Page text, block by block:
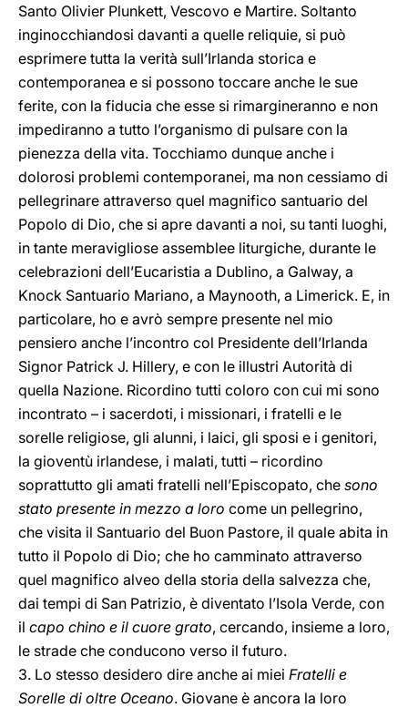
Santo Olivier Plunkett, Vescovo e Martire. Soltanto
inginocchiandosi davanti a quelle reliquie, si può
esprimere tutta la verità sull’Irlanda storica e
contemporanea e si possono toccare anche le sue
ferite, con la fiducia che esse si rimargineranno e non
impediranno a tutto l’organismo di pulsare con la
pienezza della vita. Tocchiamo dunque anche i
dolorosi problemi contemporanei, ma non cessiamo di
pellegrinare attraverso quel magnifico santuario del
Popolo di Dio, che si apre davanti a noi, su tanti luoghi,
in tante meravigliose assemblee liturgiche, durante le
celebrazioni dell’Eucaristia a Dublino, a Galway, a
Knock Santuario Mariano, a Maynooth, a Limerick. E, in
particolare, ho e avrò sempre presente nel mio
pensiero anche l’incontro col Presidente dell’Irlanda
Signor Patrick J. Hillery, e con le illustri Autorità di
quella Nazione. Ricordino tutti coloro con cui mi sono
incontrato – i sacerdoti, i missionari, i fratelli e le
sorelle religiose, gli alunni, i laici, gli sposi e i genitori,
la gioventù irlandese, i malati, tutti – ricordino
soprattutto gli amati fratelli nell’Episcopato, che sono
stato presente in mezzo a loro come un pellegrino,
che visita il Santuario del Buon Pastore, il quale abita in
tutto il Popolo di Dio; che ho camminato attraverso
quel magnifico alveo della storia della salvezza che,
dai tempi di San Patrizio, è diventato l’Isola Verde, con
il capo chino e il cuore grato, cercando, insieme a loro,
le strade che conducono verso il futuro.
3. Lo stesso desidero dire anche ai miei Fratelli e
Sorelle di oltre Oceano. Giovane è ancora la loro